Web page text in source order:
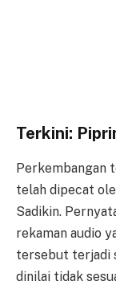
Terkini:
Perkembangan
telah dipecat
Sadikin.
rekaman audio
tersebut terjadi
dinilai tidak